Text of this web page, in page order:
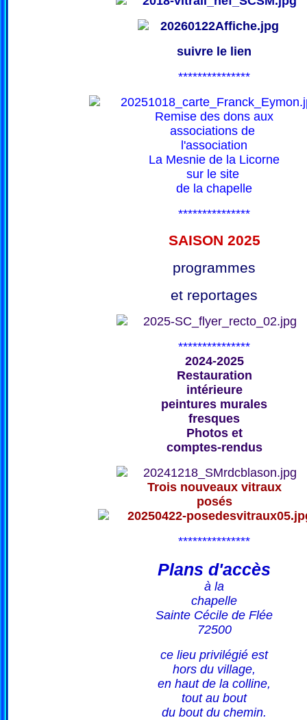
suivre le lien
***************
Remise des dons aux
associations de
l'association
La Mesnie de la Licorne
sur le site
de la chapelle
***************
SAISON 2025
programmes
et reportages
***************
2024-2025
Restauration
intérieure
peintures murales
fresques
Photos et
comptes-rendus
Trois nouveaux vitraux
posés
***************
Plans d'accès
à la
chapelle
Sainte Cécile de Flée
72500
ce lieu privilégié est
hors du village,
en haut de la colline,
tout au bout
du bout du chemin.